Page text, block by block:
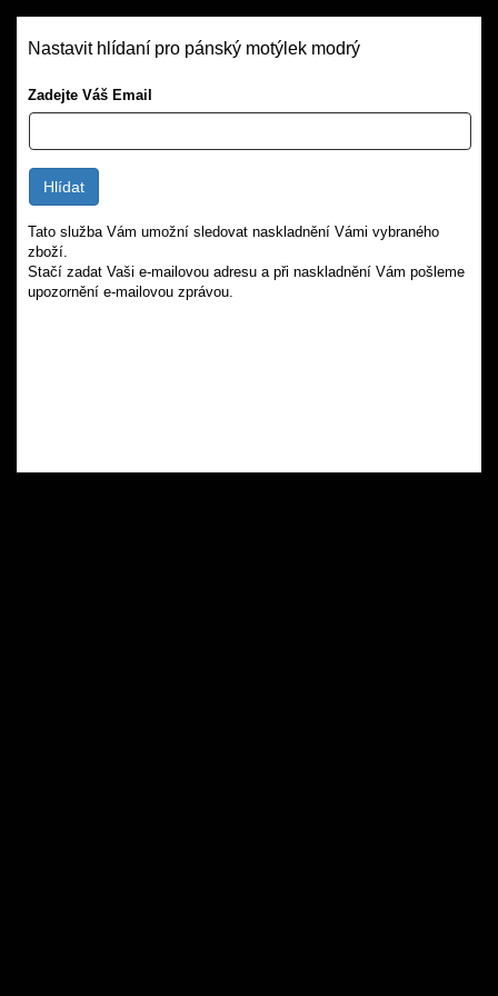
Nastavit hlídaní pro pánský motýlek modrý
Zadejte Váš Email
Tato služba Vám umožní sledovat naskladnění Vámi vybraného
zboží.
Stačí zadat Vaši e-mailovou adresu a při naskladnění Vám pošleme
upozornění e-mailovou zprávou.